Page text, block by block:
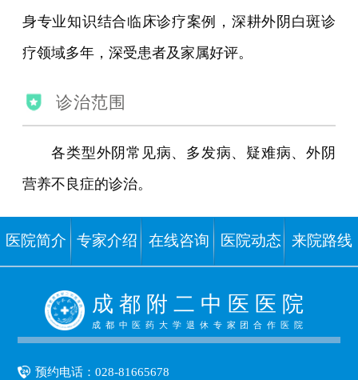
身专业知识结合临床诊疗案例，深耕外阴白斑诊
疗领域多年，深受患者及家属好评。
诊治范围
各类型外阴常见病、多发病、疑难病、外阴
营养不良症的诊治。
医院简介 专家介绍 在线咨询 医院动态 来院路线
成 都 附 二 中 医 医 院
成都中医药大学退休专家团合作医院
预约电话：028-81665678